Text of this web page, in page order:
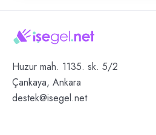
Huzur mah. 1135. sk. 5/2
Çankaya, Ankara
destek@isegel.net